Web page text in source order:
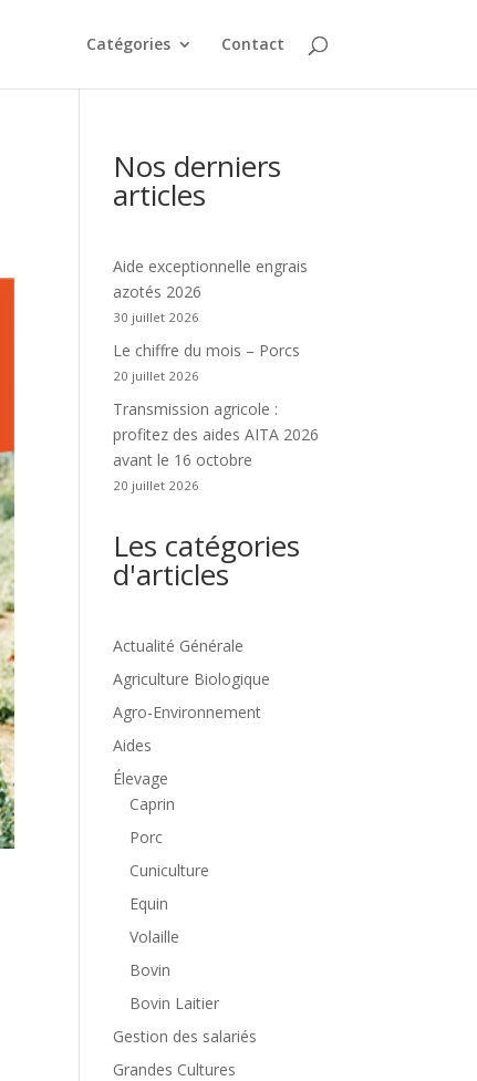
Catégories Contact
Nos derniers
articles
Aide exceptionnelle engrais
azotés 2026
30 juillet 2026
Le chiffre du mois – Porcs
20 juillet 2026
Transmission agricole :
profitez des aides AITA 2026
avant le 16 octobre
20 juillet 2026
Les catégories
d'articles
Actualité Générale
Agriculture Biologique
Agro-Environnement
Aides
Élevage
Caprin
Porc
Cuniculture
Equin
Volaille
Bovin
Bovin Laitier
Gestion des salariés
Grandes Cultures